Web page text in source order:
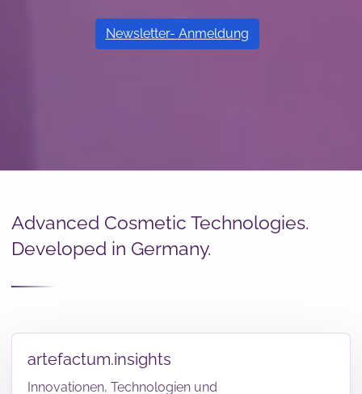
Newsletter- Anmeldung
Advanced Cosmetic Technologies.
Developed in Germany.
artefactum.insights
Innovationen, Technologien und